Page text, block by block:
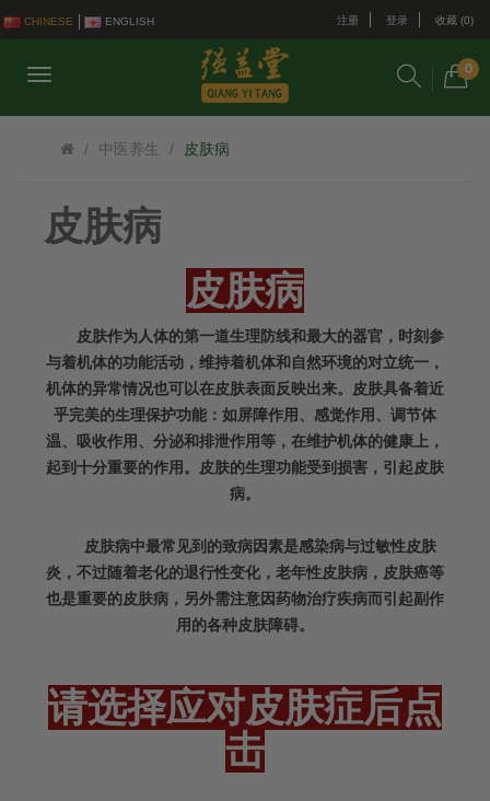
CHINESE ENGLISH 注册 登录 收藏 (0)
0
中医养生 皮肤病
皮肤病
皮肤病
皮肤作为人体的第一道生理防线和最大的器官，时刻参
与着机体的功能活动，维持着机体和自然环境的对立统一，
机体的异常情况也可以在皮肤表面反映出来。皮肤具备着近
乎完美的生理保护功能：如屏障作用、感觉作用、调节体
温、吸收作用、分泌和排泄作用等，在维护机体的健康上，
起到十分重要的作用。皮肤的生理功能受到损害，引起皮肤
病。
皮肤病中最常见到的致病因素是感染病与过敏性皮肤
炎，不过随着老化的退行性变化，老年性皮肤病，皮肤癌等
也是重要的皮肤病，另外需注意因药物治疗疾病而引起副作
用的各种皮肤障碍。
请选择应对皮肤症后点
击